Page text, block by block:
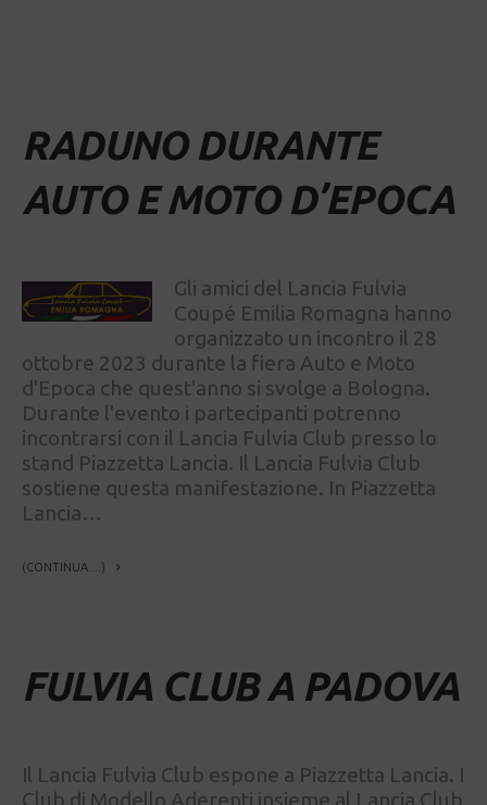
RADUNO DURANTE
AUTO E MOTO D’EPOCA
Gli amici del Lancia Fulvia
Coupé Emilia Romagna hanno
organizzato un incontro il 28
ottobre 2023 durante la fiera Auto e Moto
d'Epoca che quest'anno si svolge a Bologna.
Durante l'evento i partecipanti potrenno
incontrarsi con il Lancia Fulvia Club presso lo
stand Piazzetta Lancia. Il Lancia Fulvia Club
sostiene questa manifestazione. In Piazzetta
Lancia…
(CONTINUA....)
FULVIA CLUB A PADOVA
Il Lancia Fulvia Club espone a Piazzetta Lancia. I
Club di Modello Aderenti insieme al Lancia Club